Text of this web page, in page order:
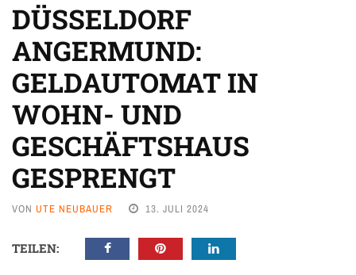
DÜSSELDORF
ANGERMUND:
GELDAUTOMAT IN
WOHN- UND
GESCHÄFTSHAUS
GESPRENGT
VON UTE NEUBAUER 13. JULI 2024
TEILEN: